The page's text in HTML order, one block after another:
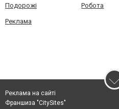
Подорожі Робота
Реклама
Реклама на сайті
Франшиза "CitySites"